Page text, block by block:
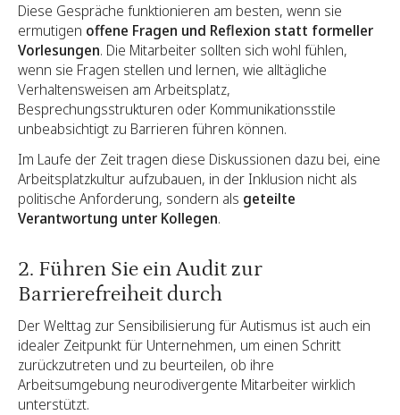
Diese Gespräche funktionieren am besten, wenn sie
ermutigen offene Fragen und Reflexion statt formeller
Vorlesungen. Die Mitarbeiter sollten sich wohl fühlen,
wenn sie Fragen stellen und lernen, wie alltägliche
Verhaltensweisen am Arbeitsplatz,
Besprechungsstrukturen oder Kommunikationsstile
unbeabsichtigt zu Barrieren führen können.
Im Laufe der Zeit tragen diese Diskussionen dazu bei, eine
Arbeitsplatzkultur aufzubauen, in der Inklusion nicht als
politische Anforderung, sondern als geteilte
Verantwortung unter Kollegen.
2. Führen Sie ein Audit zur
Barrierefreiheit durch
Der Welttag zur Sensibilisierung für Autismus ist auch ein
idealer Zeitpunkt für Unternehmen, um einen Schritt
zurückzutreten und zu beurteilen, ob ihre
Arbeitsumgebung neurodivergente Mitarbeiter wirklich
unterstützt.